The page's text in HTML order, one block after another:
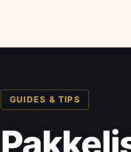
GUIDES & TIPS